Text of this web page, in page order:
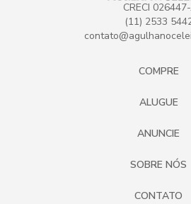
CRECI 026447-
(11) 2533
COMPRE
ALUGUE
ANUNCIE
SOBRE NÓS
CONTATO